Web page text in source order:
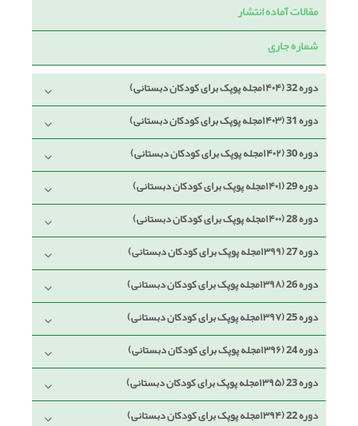
مقالات آماده انتشار
شماره جاری
دوره 32 (۱۴۰۴مجله پوپک برای کودکان دبستانی)
دوره 31 (۱۴۰۳مجله پوپک برای کودکان دبستانی)
دوره 30 (۱۴۰۲مجله پوپک برای کودکان دبستانی)
دوره 29 (۱۴۰۱مجله پوپک برای کودکان دبستانی)
دوره 28 (۱۴۰۰مجله پوپک برای کودکان دبستانی)
دوره 27 (۱۳۹۹مجله پوپک برای کودکان دبستانی)
دوره 26 (۱۳۹۸مجله پوپک برای کودکان دبستانی)
دوره 25 (۱۳۹۷مجله پوپک برای کودکان دبستانی)
دوره 24 (۱۳۹۶مجله پوپک برای کودکان دبستانی)
دوره 23 (۱۳۹۵مجله پوپک برای کودکان دبستانی)
دوره 22 (۱۳۹۴مجله پوپک برای کودکان دبستانی)